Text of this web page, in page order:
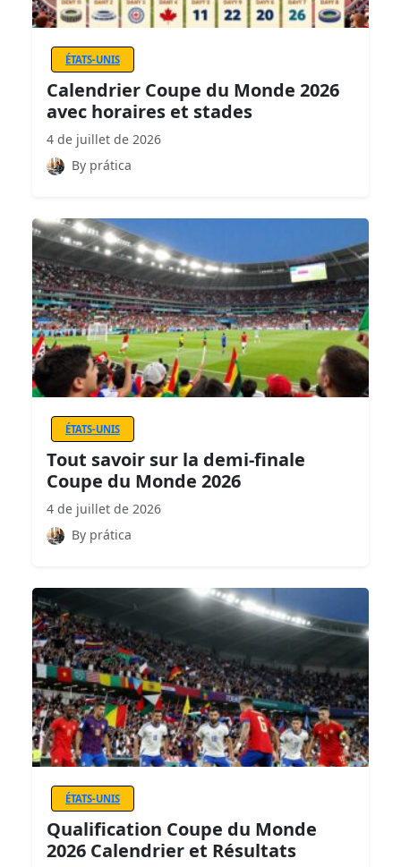
ÉTATS-UNIS
Calendrier Coupe du Monde 2026
avec horaires et stades
4 de juillet de 2026
By prática
ÉTATS-UNIS
Tout savoir sur la demi-finale
Coupe du Monde 2026
4 de juillet de 2026
By prática
ÉTATS-UNIS
Qualification Coupe du Monde
2026 Calendrier et Résultats